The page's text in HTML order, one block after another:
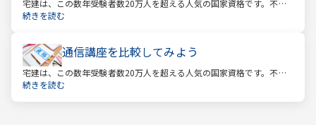
宅建は、この数年受験者数20万人を超える人気の国家資格です。不動
産業に携わる人をはじめ、他業種、学生、主婦まで、さまざまな方が
続きを読む
通信講座を比較してみよう
宅建は、この数年受験者数20万人を超える人気の国家資格です。不動
産業に携わる人をはじめ、他業種、学生、主婦まで、さまざまな方が
続きを読む